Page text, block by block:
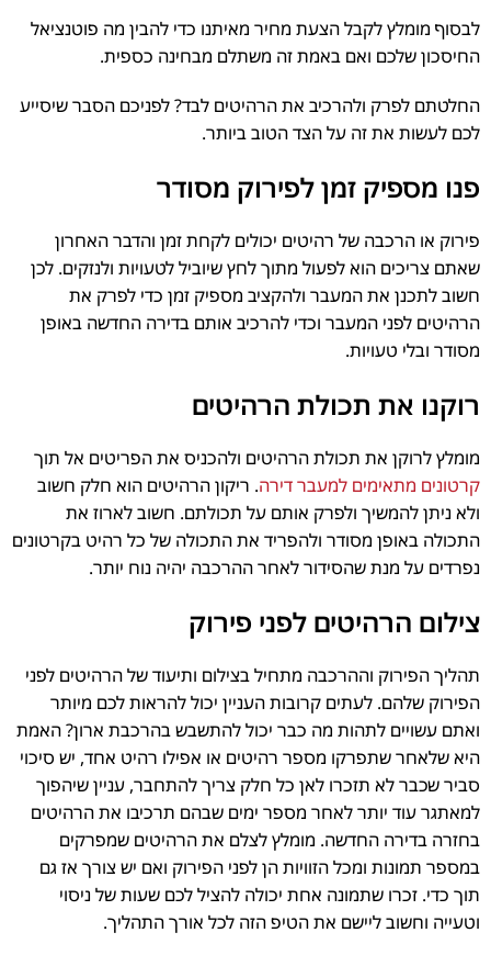
לבסוף מומלץ לקבל הצעת מחיר מאיתנו כדי להבין מה פוטנציאל
החיסכון שלכם ואם באמת זה משתלם מבחינה כספית.
החלטתם לפרק ולהרכיב את הרהיטים לבד? לפניכם הסבר שיסייע
לכם לעשות את זה על הצד הטוב ביותר.
פנו מספיק זמן לפירוק מסודר
פירוק או הרכבה של רהיטים יכולים לקחת זמן והדבר האחרון
שאתם צריכים הוא לפעול מתוך לחץ שיוביל לטעויות ולנזקים. לכן
חשוב לתכנן את המעבר ולהקציב מספיק זמן כדי לפרק את
הרהיטים לפני המעבר וכדי להרכיב אותם בדירה החדשה באופן
מסודר ובלי טעויות.
רוקנו את תכולת הרהיטים
מומלץ לרוקן את תכולת הרהיטים ולהכניס את הפריטים אל תוך
קרטונים מתאימים למעבר דירה. ריקון הרהיטים הוא חלק חשוב
ולא ניתן להמשיך ולפרק אותם על תכולתם. חשוב לארוז את
התכולה באופן מסודר ולהפריד את התכולה של כל רהיט בקרטונים
נפרדים על מנת שהסידור לאחר ההרכבה יהיה נוח יותר.
צילום הרהיטים לפני פירוק
תהליך הפירוק וההרכבה מתחיל בצילום ותיעוד של הרהיטים לפני
הפירוק שלהם. לעתים קרובות העניין יכול להראות לכם מיותר
ואתם עשויים לתהות מה כבר יכול להתשבש בהרכבת ארון? האמת
היא שלאחר שתפרקו מספר רהיטים או אפילו רהיט אחד, יש סיכוי
סביר שכבר לא תזכרו לאן כל חלק צריך להתחבר, עניין שיהפוך
למאתגר עוד יותר לאחר מספר ימים שבהם תרכיבו את הרהיטים
בחזרה בדירה החדשה. מומלץ לצלם את הרהיטים שמפרקים
במספר תמונות ומכל הזוויות הן לפני הפירוק ואם יש צורך אז גם
תוך כדי. זכרו שתמונה אחת יכולה להציל לכם שעות של ניסוי
וטעייה וחשוב ליישם את הטיפ הזה לכל אורך התהליך.